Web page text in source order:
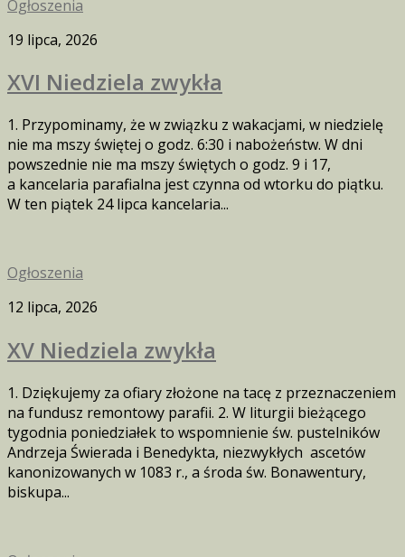
Ogłoszenia
19 lipca, 2026
XVI Niedziela zwykła
1. Przypominamy, że w związku z wakacjami, w niedzielę
nie ma mszy świętej o godz. 6:30 i nabożeństw. W dni
powszednie nie ma mszy świętych o godz. 9 i 17,
a kancelaria parafialna jest czynna od wtorku do piątku.
W ten piątek 24 lipca kancelaria...
Ogłoszenia
12 lipca, 2026
XV Niedziela zwykła
1. Dziękujemy za ofiary złożone na tacę z przeznaczeniem
na fundusz remontowy parafii. 2. W liturgii bieżącego
tygodnia poniedziałek to wspomnienie św. pustelników
Andrzeja Świerada i Benedykta, niezwykłych ascetów
kanonizowanych w 1083 r., a środa św. Bonawentury,
biskupa...